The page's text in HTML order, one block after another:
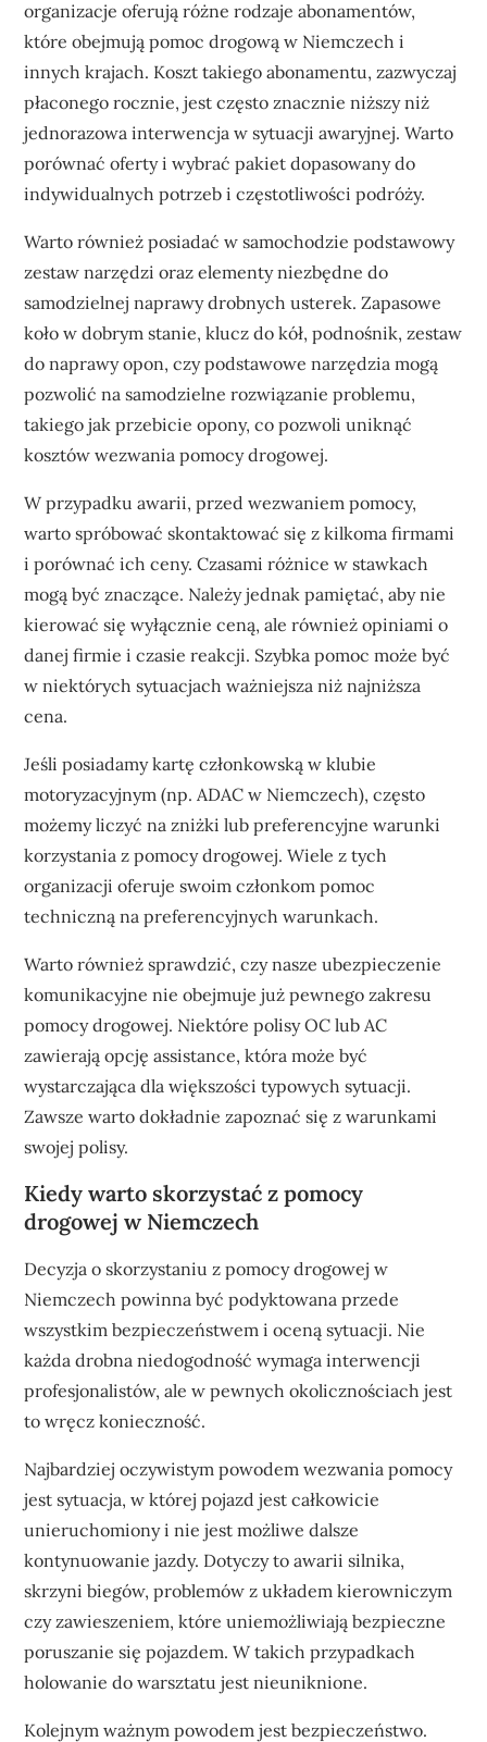
organizacje oferują różne rodzaje abonamentów,
które obejmują pomoc drogową w Niemczech i
innych krajach. Koszt takiego abonamentu, zazwyczaj
płaconego rocznie, jest często znacznie niższy niż
jednorazowa interwencja w sytuacji awaryjnej. Warto
porównać oferty i wybrać pakiet dopasowany do
indywidualnych potrzeb i częstotliwości podróży.
Warto również posiadać w samochodzie podstawowy
zestaw narzędzi oraz elementy niezbędne do
samodzielnej naprawy drobnych usterek. Zapasowe
koło w dobrym stanie, klucz do kół, podnośnik, zestaw
do naprawy opon, czy podstawowe narzędzia mogą
pozwolić na samodzielne rozwiązanie problemu,
takiego jak przebicie opony, co pozwoli uniknąć
kosztów wezwania pomocy drogowej.
W przypadku awarii, przed wezwaniem pomocy,
warto spróbować skontaktować się z kilkoma firmami
i porównać ich ceny. Czasami różnice w stawkach
mogą być znaczące. Należy jednak pamiętać, aby nie
kierować się wyłącznie ceną, ale również opiniami o
danej firmie i czasie reakcji. Szybka pomoc może być
w niektórych sytuacjach ważniejsza niż najniższa
cena.
Jeśli posiadamy kartę członkowską w klubie
motoryzacyjnym (np. ADAC w Niemczech), często
możemy liczyć na zniżki lub preferencyjne warunki
korzystania z pomocy drogowej. Wiele z tych
organizacji oferuje swoim członkom pomoc
techniczną na preferencyjnych warunkach.
Warto również sprawdzić, czy nasze ubezpieczenie
komunikacyjne nie obejmuje już pewnego zakresu
pomocy drogowej. Niektóre polisy OC lub AC
zawierają opcję assistance, która może być
wystarczająca dla większości typowych sytuacji.
Zawsze warto dokładnie zapoznać się z warunkami
swojej polisy.
Kiedy warto skorzystać z pomocy
drogowej w Niemczech
Decyzja o skorzystaniu z pomocy drogowej w
Niemczech powinna być podyktowana przede
wszystkim bezpieczeństwem i oceną sytuacji. Nie
każda drobna niedogodność wymaga interwencji
profesjonalistów, ale w pewnych okolicznościach jest
to wręcz konieczność.
Najbardziej oczywistym powodem wezwania pomocy
jest sytuacja, w której pojazd jest całkowicie
unieruchomiony i nie jest możliwe dalsze
kontynuowanie jazdy. Dotyczy to awarii silnika,
skrzyni biegów, problemów z układem kierowniczym
czy zawieszeniem, które uniemożliwiają bezpieczne
poruszanie się pojazdem. W takich przypadkach
holowanie do warsztatu jest nieuniknione.
Kolejnym ważnym powodem jest bezpieczeństwo.